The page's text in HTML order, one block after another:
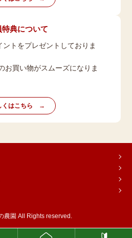
特典について
トをプレゼントしておりま
お買い物がスムーズになりま
くはこちら
農園 All Rights reserved.